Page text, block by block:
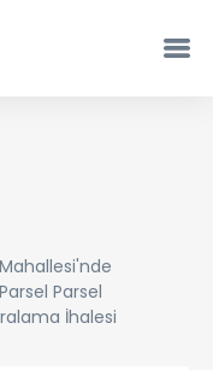
Parsel
İhalesi